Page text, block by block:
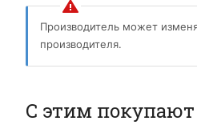
Производитель может
производителя.
С этим покупают